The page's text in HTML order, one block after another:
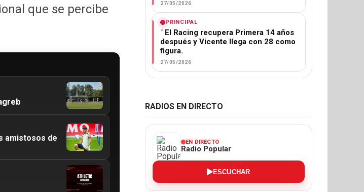
que se percibe
amistosos de
27/05/2026
PRINCIPAL
El Racing recupera Primera 14 años
después y Vicente llega con 28 como
figura.
27/05/2026
RADIOS EN DIRECTO
EN DIRECTO
Radio Popular
ESCUCHAR